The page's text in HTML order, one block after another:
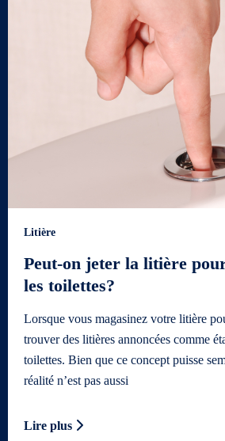
Litière
Peut-on jeter la litière
les toilettes?
Lorsque vous magasinez votre litière
trouver des litières annoncées comme
toilettes. Bien que ce concept puisse
réalité n’est pas aussi
Lire plus